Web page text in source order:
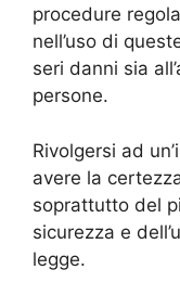
procedure
nell’uso di
seri danni sia
persone.
Rivolgersi ad
avere la
soprattutto del
sicurezza e
legge.